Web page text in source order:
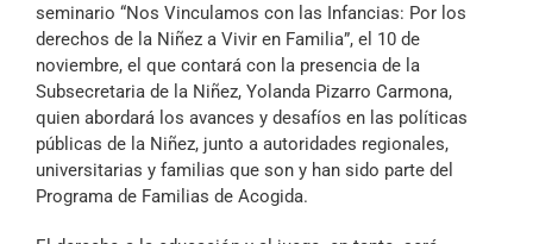
seminario “Nos Vinculamos con las Infancias: Por los
derechos de la Niñez a Vivir en Familia”, el 10 de
noviembre, el que contará con la presencia de la
Subsecretaria de la Niñez, Yolanda Pizarro Carmona,
quien abordará los avances y desafíos en las políticas
públicas de la Niñez, junto a autoridades regionales,
universitarias y familias que son y han sido parte del
Programa de Familias de Acogida.